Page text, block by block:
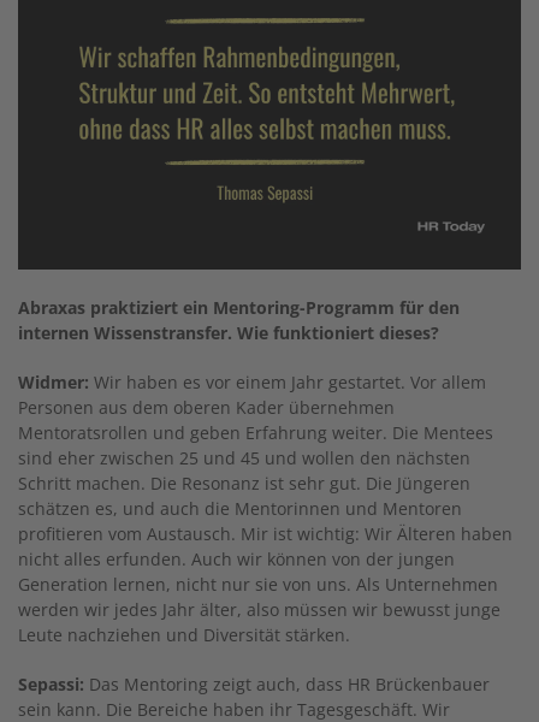
Abraxas praktiziert ein Mentoring-Programm für den
internen Wissenstransfer. Wie funktioniert dieses?
Widmer: Wir haben es vor einem Jahr gestartet. Vor allem
Personen aus dem oberen Kader übernehmen
Mentoratsrollen und geben Erfahrung weiter. Die Mentees
sind eher zwischen 25 und 45 und wollen den nächsten
Schritt machen. Die Resonanz ist sehr gut. Die Jüngeren
schätzen es, und auch die Mentorinnen und Mentoren
profitieren vom Austausch. Mir ist wichtig: Wir Älteren haben
nicht alles erfunden. Auch wir können von der jungen
Generation lernen, nicht nur sie von uns. Als Unternehmen
werden wir jedes Jahr älter, also müssen wir bewusst junge
Leute nachziehen und Diversität stärken.
Sepassi: Das Mentoring zeigt auch, dass HR Brückenbauer
sein kann. Die Bereiche haben ihr Tagesgeschäft. Wir